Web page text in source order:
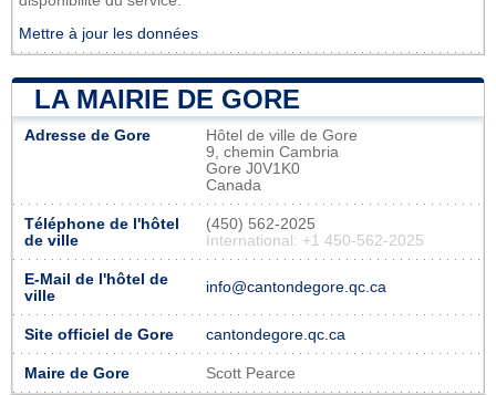
Mettre à jour les données
LA MAIRIE DE GORE
Adresse de Gore
Hôtel de ville de Gore
9, chemin Cambria
Gore J0V1K0
Canada
Téléphone de l'hôtel
de ville
(450) 562-2025
International: +1 450-562-2025
E-Mail de l'hôtel de
ville
info@cantondegore.qc.ca
Site officiel de Gore cantondegore.qc.ca
Maire de Gore Scott Pearce